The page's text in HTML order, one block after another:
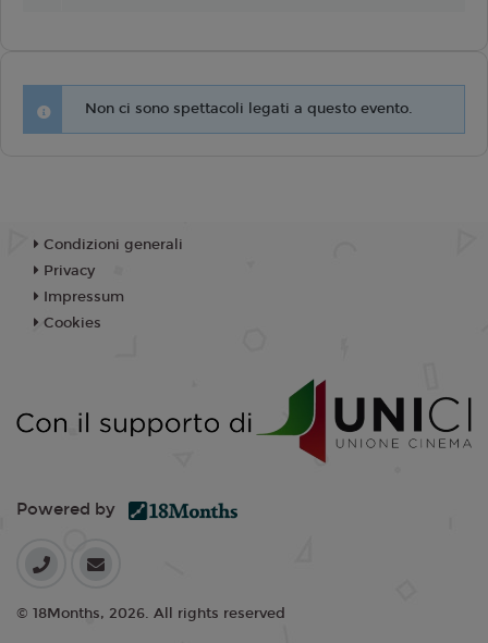
Non ci sono spettacoli legati a questo evento.
Condizioni generali
Privacy
Impressum
Cookies
Powered by
© 18Months, 2026. All rights reserved